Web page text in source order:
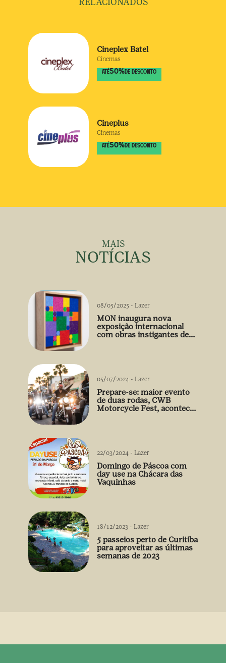
RELACIONADOS
Cineplex Batel
Cinemas
ATÉ50% DE DESCONTO
Cineplus
Cinemas
ATÉ50% DE DESCONTO
MAIS
NOTÍCIAS
08/05/2025 - Lazer
MON inaugura nova
exposição internacional
com obras instigantes de
05/07/2024 - Lazer
Prepare-se: maior evento
de duas rodas, CWB
Motorcycle Fest, acontece
22/03/2024 - Lazer
Domingo de Páscoa com
day use na Chácara das
Vaquinhas
18/12/2023 - Lazer
5 passeios perto de Curitiba
para aproveitar as últimas
semanas de 2023